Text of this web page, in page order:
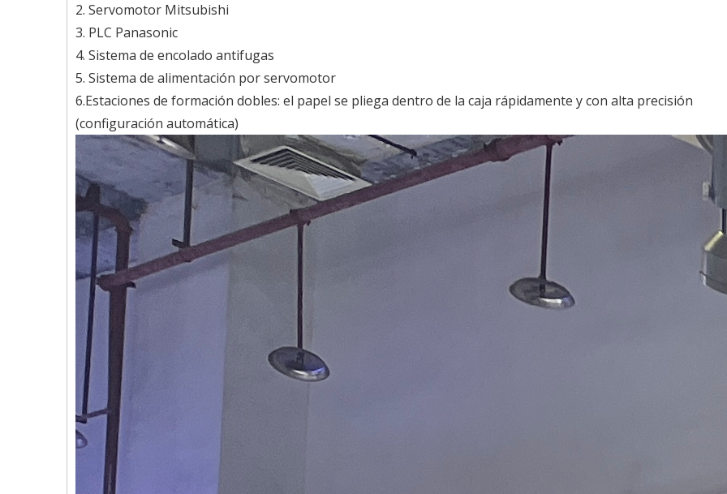
2. Servomotor Mitsubishi
3. PLC Panasonic
4. Sistema de encolado antifugas
5. Sistema de alimentación por servomotor
6.Estaciones de formación dobles: el papel se pliega dentro de la caja rápidamente y con alta precisión
(configuración automática)